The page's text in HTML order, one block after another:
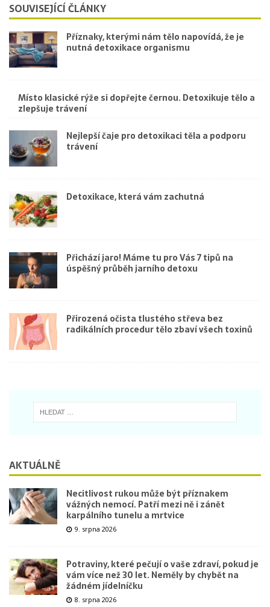
SOUVISEJÍCÍ ČLÁNKY
Příznaky, kterými nám tělo napovídá, že je
nutná detoxikace organismu
Místo klasické rýže si dopřejte černou. Detoxikuje tělo a
zlepšuje trávení
Nejlepší čaje pro detoxikaci těla a podporu
trávení
Detoxikace, která vám zachutná
Přichází jaro! Máme tu pro Vás 7 tipů na
úspěšný průběh jarního detoxu
Přirozená očista tlustého střeva bez
radikálních procedur tělo zbaví všech toxinů
AKTUÁLNĚ
Necitlivost rukou může být příznakem
vážných nemocí. Patří mezi ně i zánět
karpálního tunelu a mrtvice
9. srpna 2026
Potraviny, které pečují o vaše zdraví, pokud je
vám více než 30 let. Neměly by chybět na
žádném jídelníčku
8. srpna 2026